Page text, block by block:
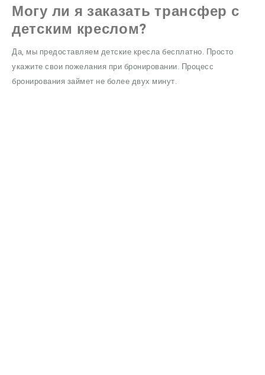
Могу ли я заказать трансфер с
детским креслом?
Да, мы предоставляем детские кресла бесплатно. Просто
укажите свои пожелания при бронировании. Процесс
бронирования займет не более двух минут.